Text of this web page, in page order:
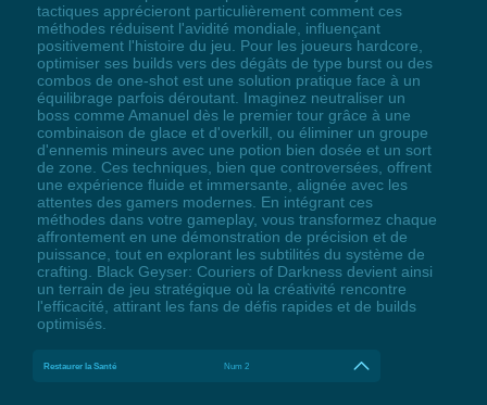
tactiques apprécieront particulièrement comment ces
méthodes réduisent l'avidité mondiale, influençant
positivement l'histoire du jeu. Pour les joueurs hardcore,
optimiser ses builds vers des dégâts de type burst ou des
combos de one-shot est une solution pratique face à un
équilibrage parfois déroutant. Imaginez neutraliser un
boss comme Amanuel dès le premier tour grâce à une
combinaison de glace et d'overkill, ou éliminer un groupe
d'ennemis mineurs avec une potion bien dosée et un sort
de zone. Ces techniques, bien que controversées, offrent
une expérience fluide et immersante, alignée avec les
attentes des gamers modernes. En intégrant ces
méthodes dans votre gameplay, vous transformez chaque
affrontement en une démonstration de précision et de
puissance, tout en explorant les subtilités du système de
crafting. Black Geyser: Couriers of Darkness devient ainsi
un terrain de jeu stratégique où la créativité rencontre
l'efficacité, attirant les fans de défis rapides et de builds
optimisés.
Restaurer la Santé Num 2